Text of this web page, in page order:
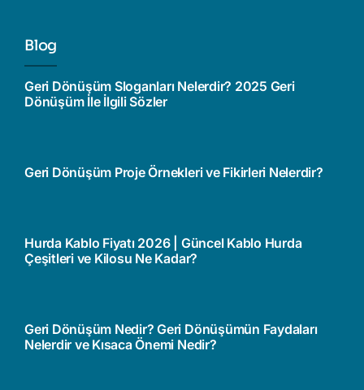
Blog
Geri Dönüşüm Sloganları Nelerdir? 2025 Geri
Dönüşüm İle İlgili Sözler
Geri Dönüşüm Proje Örnekleri ve Fikirleri Nelerdir?
Hurda Kablo Fiyatı 2026 | Güncel Kablo Hurda
Çeşitleri ve Kilosu Ne Kadar?
Geri Dönüşüm Nedir? Geri Dönüşümün Faydaları
Nelerdir ve Kısaca Önemi Nedir?